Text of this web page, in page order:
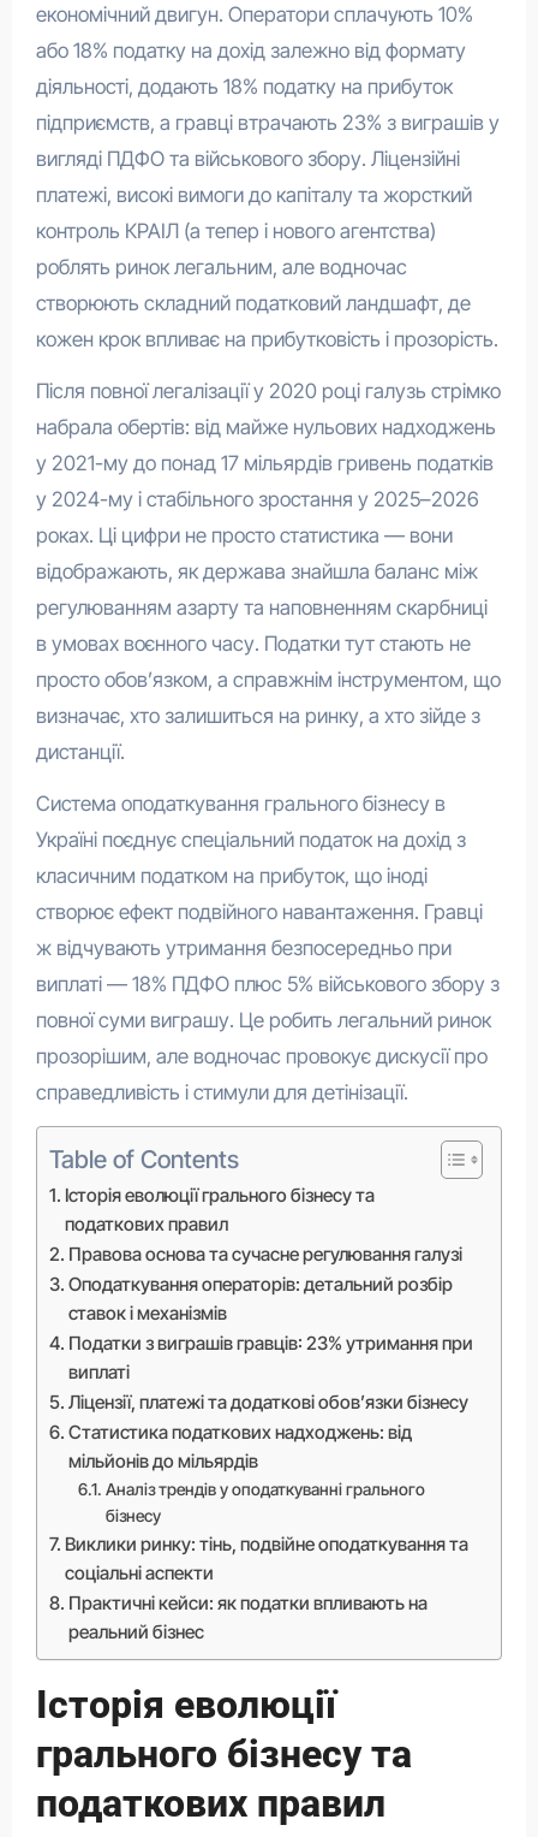
економічний двигун. Оператори сплачують 10%
або 18% податку на дохід залежно від формату
діяльності, додають 18% податку на прибуток
підприємств, а гравці втрачають 23% з виграшів у
вигляді ПДФО та військового збору. Ліцензійні
платежі, високі вимоги до капіталу та жорсткий
контроль КРАІЛ (а тепер і нового агентства)
роблять ринок легальним, але водночас
створюють складний податковий ландшафт, де
кожен крок впливає на прибутковість і прозорість.
Після повної легалізації у 2020 році галузь стрімко
набрала обертів: від майже нульових надходжень
у 2021-му до понад 17 мільярдів гривень податків
у 2024-му і стабільного зростання у 2025–2026
роках. Ці цифри не просто статистика — вони
відображають, як держава знайшла баланс між
регулюванням азарту та наповненням скарбниці
в умовах воєнного часу. Податки тут стають не
просто обов’язком, а справжнім інструментом, що
визначає, хто залишиться на ринку, а хто зійде з
дистанції.
Система оподаткування грального бізнесу в
Україні поєднує спеціальний податок на дохід з
класичним податком на прибуток, що іноді
створює ефект подвійного навантаження. Гравці
ж відчувають утримання безпосередньо при
виплаті — 18% ПДФО плюс 5% військового збору з
повної суми виграшу. Це робить легальний ринок
прозорішим, але водночас провокує дискусії про
справедливість і стимули для детінізації.
Table of Contents
Історія еволюції грального бізнесу та
податкових правил
Правова основа та сучасне регулювання галузі
Оподаткування операторів: детальний розбір
ставок і механізмів
Податки з виграшів гравців: 23% утримання при
виплаті
Ліцензії, платежі та додаткові обов’язки бізнесу
Статистика податкових надходжень: від
мільйонів до мільярдів
Аналіз трендів у оподаткуванні грального
бізнесу
Виклики ринку: тінь, подвійне оподаткування та
соціальні аспекти
Практичні кейси: як податки впливають на
реальний бізнес
Історія еволюції
грального бізнесу та
податкових правил